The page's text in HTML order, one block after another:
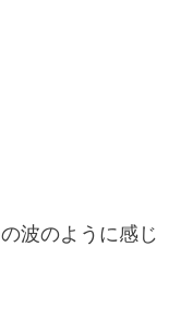
波のように感じ